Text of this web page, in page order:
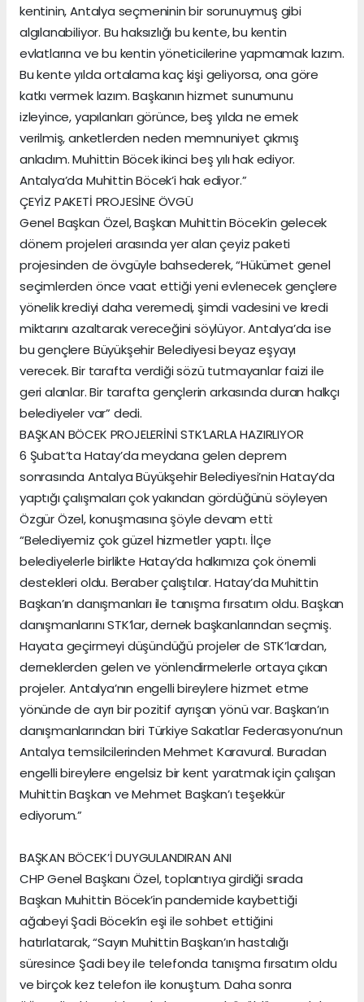
kentinin, Antalya seçmeninin bir sorunuymuş gibi
algılanabiliyor. Bu haksızlığı bu kente, bu kentin
evlatlarına ve bu kentin yöneticilerine yapmamak lazım.
Bu kente yılda ortalama kaç kişi geliyorsa, ona göre
katkı vermek lazım. Başkanın hizmet sunumunu
izleyince, yapılanları görünce, beş yılda ne emek
verilmiş, anketlerden neden memnuniyet çıkmış
anladım. Muhittin Böcek ikinci beş yılı hak ediyor.
Antalya’da Muhittin Böcek’i hak ediyor.”
ÇEYİZ PAKETİ PROJESİNE ÖVGÜ
Genel Başkan Özel, Başkan Muhittin Böcek’in gelecek
dönem projeleri arasında yer alan çeyiz paketi
projesinden de övgüyle bahsederek, “Hükümet genel
seçimlerden önce vaat ettiği yeni evlenecek gençlere
yönelik krediyi daha veremedi, şimdi vadesini ve kredi
miktarını azaltarak vereceğini söylüyor. Antalya’da ise
bu gençlere Büyükşehir Belediyesi beyaz eşyayı
verecek. Bir tarafta verdiği sözü tutmayanlar faizi ile
geri alanlar. Bir tarafta gençlerin arkasında duran halkçı
belediyeler var” dedi.
BAŞKAN BÖCEK PROJELERİNİ STK’LARLA HAZIRLIYOR
6 Şubat’ta Hatay’da meydana gelen deprem
sonrasında Antalya Büyükşehir Belediyesi’nin Hatay’da
yaptığı çalışmaları çok yakından gördüğünü söyleyen
Özgür Özel, konuşmasına şöyle devam etti:
“Belediyemiz çok güzel hizmetler yaptı. İlçe
belediyelerle birlikte Hatay’da halkımıza çok önemli
destekleri oldu. Beraber çalıştılar. Hatay’da Muhittin
Başkan’ın danışmanları ile tanışma fırsatım oldu. Başkan
danışmanlarını STK’lar, dernek başkanlarından seçmiş.
Hayata geçirmeyi düşündüğü projeler de STK’lardan,
derneklerden gelen ve yönlendirmelerle ortaya çıkan
projeler. Antalya’nın engelli bireylere hizmet etme
yönünde de ayrı bir pozitif ayrışan yönü var. Başkan’ın
danışmanlarından biri Türkiye Sakatlar Federasyonu’nun
Antalya temsilcilerinden Mehmet Karavural. Buradan
engelli bireylere engelsiz bir kent yaratmak için çalışan
Muhittin Başkan ve Mehmet Başkan’ı teşekkür
ediyorum.”
BAŞKAN BÖCEK’İ DUYGULANDIRAN ANI
CHP Genel Başkanı Özel, toplantıya girdiği sırada
Başkan Muhittin Böcek’in pandemide kaybettiği
ağabeyi Şadi Böcek’in eşi ile sohbet ettiğini
hatırlatarak, “Sayın Muhittin Başkan’ın hastalığı
süresince Şadi bey ile telefonda tanışma fırsatım oldu
ve birçok kez telefon ile konuştum. Daha sonra